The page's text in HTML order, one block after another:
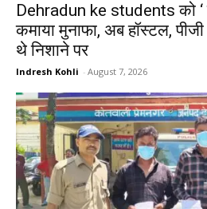
Dehradun ke students को
कमाया मुनाफा, अब हॉस्टल,
थे निशाने पर
Indresh Kohli - August 7, 2026